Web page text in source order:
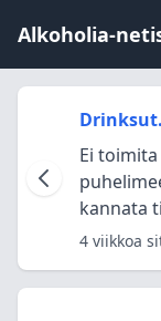
Alkoholia-
Ei
kannata
4 viikkoa